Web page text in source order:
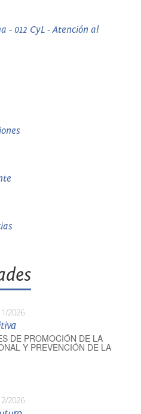
- 012 CyL - Atención al
2026
DE PROMOCIÓN DE LA
Y PREVENCIÓN DE LA
2026